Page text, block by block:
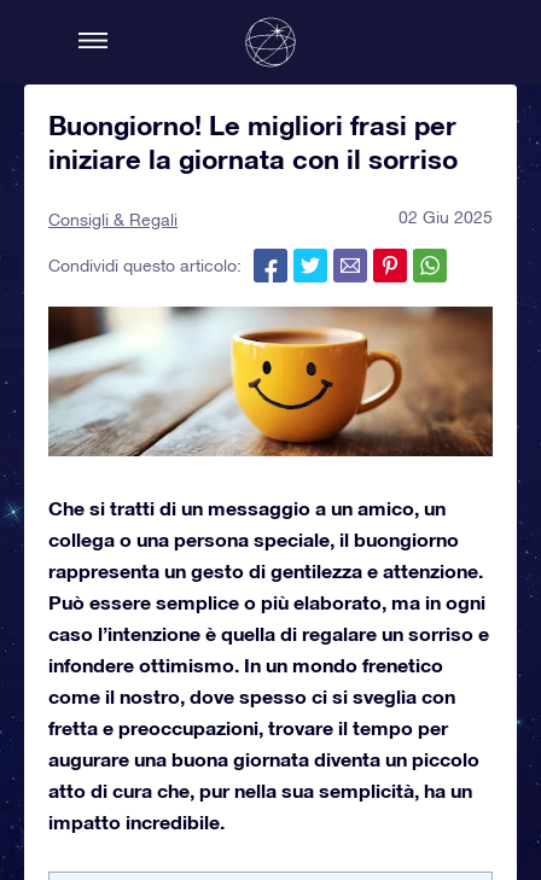
Buongiorno! Le migliori frasi per
iniziare la giornata con il sorriso
Consigli & Regali 02 Giu 2025
Condividi questo articolo:
Che si tratti di un messaggio a un amico, un
collega o una persona speciale, il buongiorno
rappresenta un gesto di gentilezza e attenzione.
Può essere semplice o più elaborato, ma in ogni
caso l’intenzione è quella di regalare un sorriso e
infondere ottimismo. In un mondo frenetico
come il nostro, dove spesso ci si sveglia con
fretta e preoccupazioni, trovare il tempo per
augurare una buona giornata diventa un piccolo
atto di cura che, pur nella sua semplicità, ha un
impatto incredibile.